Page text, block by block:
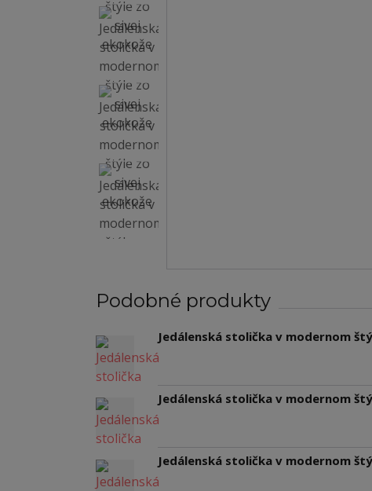
Podobné produkty
Jedálenská stolička v modernom
Jedálenská stolička v modernom
Jedálenská stolička v modernom